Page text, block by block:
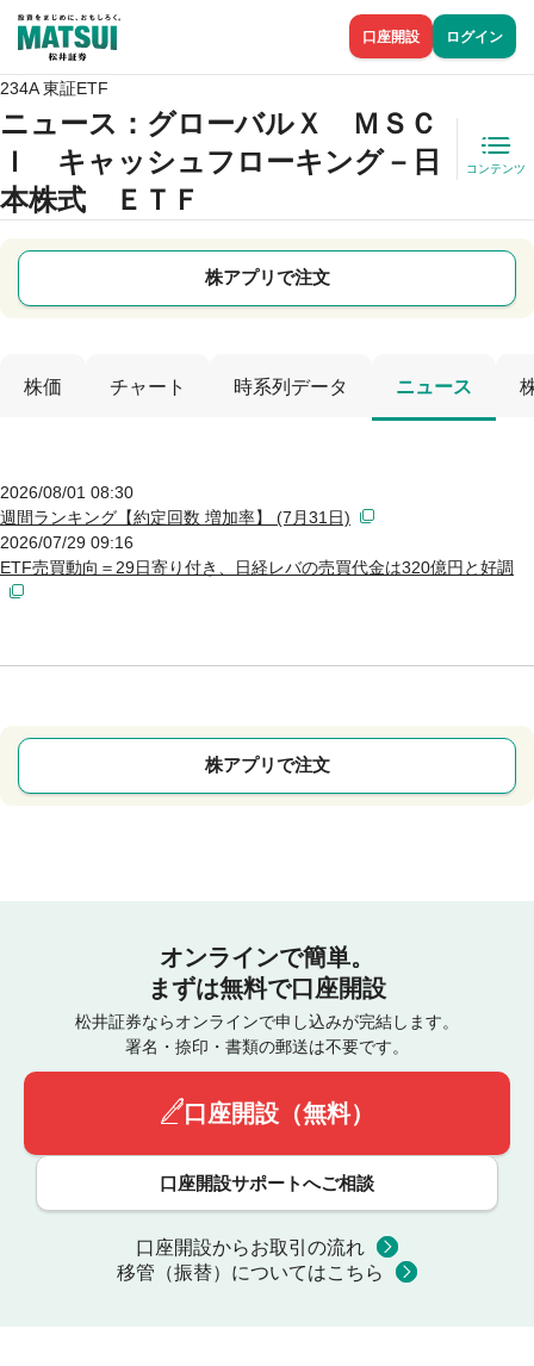
口座開設 ログイン
234A 東証ETF
ニュース ：グローバルＸ ＭＳＣ
Ｉ キャッシュフローキング－日
本株式 ＥＴＦ
コンテンツ
株アプリで注文
株価 チャート 時系列データ ニュース
2026/08/01 08:30
週間ランキング【約定回数 増加率】 (7月31日)
2026/07/29 09:16
ETF売買動向＝29日寄り付き、日経レバの売買代金は320億円と好調
株アプリで注文
オンラインで簡単。
まずは無料で口座開設
松井証券ならオンラインで申し込みが完結します。
署名・捺印・書類の郵送は不要です。
口座開設（無料）
口座開設サポートへご相談
口座開設からお取引の流れ
移管（振替）についてはこちら